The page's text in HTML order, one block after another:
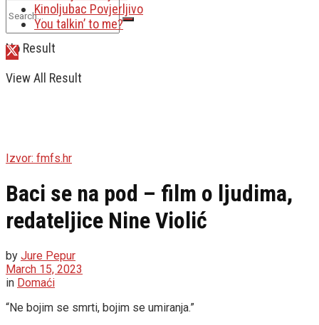
No Result
View All Result
Kinoljubac Povjerljivo
You talkin’ to me?
Izvor: fmfs.hr
Baci se na pod – film o ljudima,
redateljice Nine Violić
by Jure Pepur
March 15, 2023
in Domaći
“Ne bojim se smrti, bojim se umiranja.”